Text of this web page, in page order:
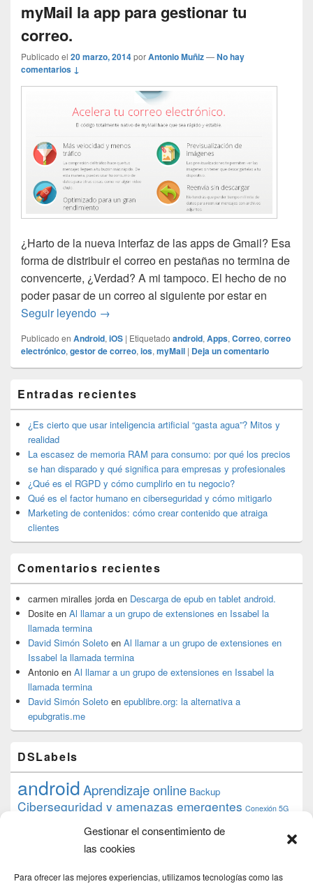
Gestionar el consentimiento de
las cookies
Para ofrecer las mejores experiencias, utilizamos tecnologías como las
myMail la app para gestionar tu
correo.
Publicado el 20 marzo, 2014porAntonio Muñiz—No hay
comentarios ↓
¿Harto de la nueva interfaz de las apps de Gmail? Esa
forma de distribuir el correo en pestañas no termina de
convencerte, ¿Verdad? A mi tampoco. El hecho de no
poder pasar de un correo al siguiente por estar en
Seguir leyendo myMail la app para gestionar tu correo.
→
Publicado en Android, iOS | Etiquetado android, Apps, Correo, correo
electrónico, gestor de correo, ios, myMail | Deja un comentario
área
de
widget
barra
lateral
primaria
Entradas recientes
¿Es cierto que usar inteligencia artificial “gasta agua”? Mitos y
realidad
La escasez de memoria RAM para consumo: por qué los precios
se han disparado y qué significa para empresas y profesionales
¿Qué es el RGPD y cómo cumplirlo en tu negocio?
Qué es el factor humano en ciberseguridad y cómo mitigarlo
Marketing de contenidos: cómo crear contenido que atraiga
clientes
Comentarios recientes
carmen miralles jorda en Descarga de epub en tablet android.
Dosite en Al llamar a un grupo de extensiones en Issabel la
llamada termina
David Simón Soleto en Al llamar a un grupo de extensiones en
Issabel la llamada termina
Antonio en Al llamar a un grupo de extensiones en Issabel la
llamada termina
David Simón Soleto en epublibre.org: la alternativa a
epubgratis.me
DSLabels
androidAprendizaje online Backup
Ciberseguridad y amenazas emergentes Conexión 5G
datos debian desarrollo web
Formación Google
iphone
Raspberryraspberrypi